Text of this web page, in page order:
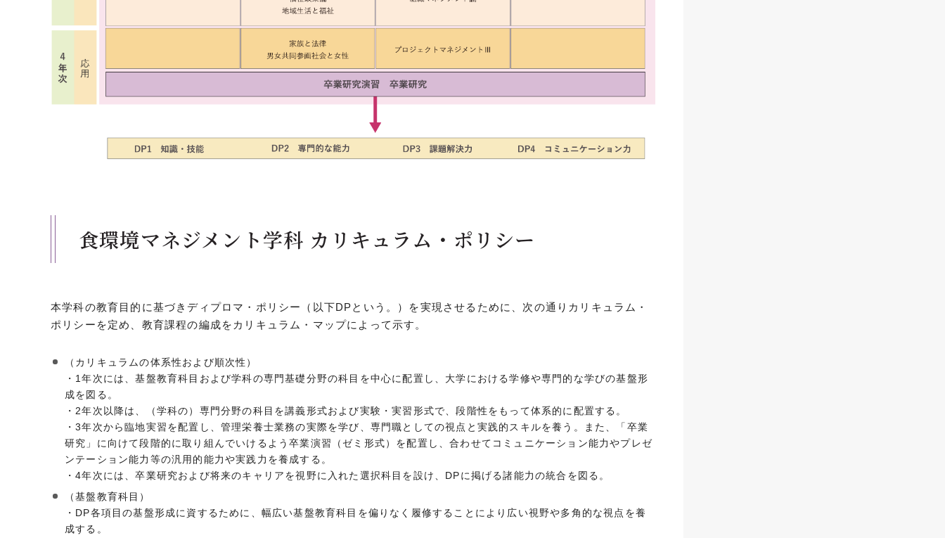
食環境マネジメント学科 カリキュラム・ポリシー
本学科の教育目的に基づきディプロマ・ポリシー（以下DPという。）を実現させるために、次の通りカリキュラム・
ポリシーを定め、教育課程の編成をカリキュラム・マップによって示す。
（カリキュラムの体系性および順次性）
・1年次には、基盤教育科目および学科の専門基礎分野の科目を中心に配置し、大学における学修や専門的な学びの基盤形
成を図る。
・2年次以降は、（学科の）専門分野の科目を講義形式および実験・実習形式で、段階性をもって体系的に配置する。
・3年次から臨地実習を配置し、管理栄養士業務の実際を学び、専門職としての視点と実践的スキルを養う。また、「卒業
研究」に向けて段階的に取り組んでいけるよう卒業演習（ゼミ形式）を配置し、合わせてコミュニケーション能力やプレゼ
ンテーション能力等の汎用的能力や実践力を養成する。
・4年次には、卒業研究および将来のキャリアを視野に入れた選択科目を設け、DPに掲げる諸能力の統合を図る。
（基盤教育科目）
・DP各項目の基盤形成に資するために、幅広い基盤教育科目を偏りなく履修することにより広い視野や多角的な視点を養
成する。